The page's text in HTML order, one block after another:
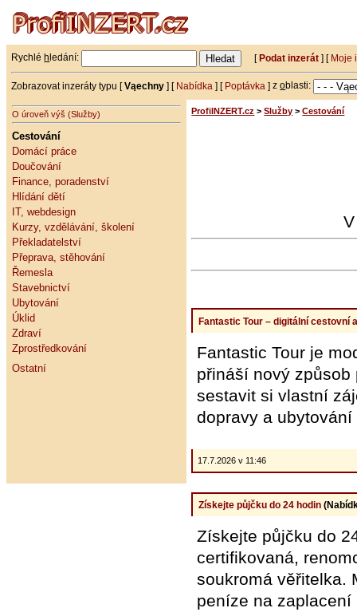
Rychlé h ledání: [Podat inzerát ] [ Moje
Zobrazovat inzeráty typu [Vąechny ] [ Nabídka ] [ Poptávka ]zoblasti:
O úroveň výš (Služby)
Cestování
Domácí práce
Doučování
Finance, poradenství
Hlídání dětí
IT, webdesign
Kurzy, vzdělávání, školení
Překladatelství
Přeprava, stěhování
Řemesla
Stavebnictví
Ubytování
Úklid
Zdraví
Zprostředkování
Ostatní
ProfiINZERT.cz >Služby >Cestování
Fantastic Tour – digitální cestovní
Fantastic Tour je
přináší nový
sestavit si vlastní
dopravy a
17.7.2026 v 11:46
Získejte půjčku do 24 hodin
Získejte půjčku do
certifikovaná,
soukromá věřitelka.
peníze na